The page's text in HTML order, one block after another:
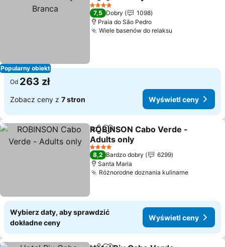
Popularny obiekt
4 Kategoria
7,5 Dobry
1098
Praia do São Pedro
Wiele basenów do relaksu
Od 263 zł
Zobacz ceny z 7 stron Wyświetl ceny
UdostępnijDodaj do ulubionych
ROBINSON Cabo Verde -
Adults only
4 Kategoria
8,2 Bardzo dobry
6299
Santa Maria
Różnorodne doznania kulinarne
Wybierz daty, aby sprawdzić
dokładne ceny
Wyświetl ceny